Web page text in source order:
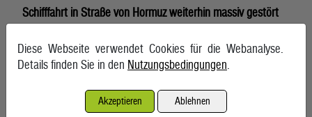
Schifffahrt in Straße von Hormuz weiterhin massiv gestört
Diese Webseite verwendet Cookies für die Webanalyse.
Details finden Sie in den Nutzungsbedingungen.
Akzeptieren Ablehnen